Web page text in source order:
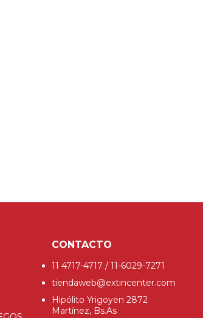
CONTACTO
11 4717-4717 / 11-6029-7271
tiendaweb@extincenter.com
Hipólito Yrigoyen 2872
Martínez, Bs.As